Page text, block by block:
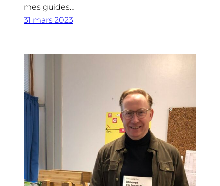
mes guides…
31 mars 2023